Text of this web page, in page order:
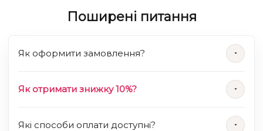
Додайте жіночий сексуальний комплект із сітки до
Відтінок кольору може незначно відрізнятись.
Поширені питання
Як оформити замовлення?
Як отримати знижку 10%?
Які способи оплати доступні?